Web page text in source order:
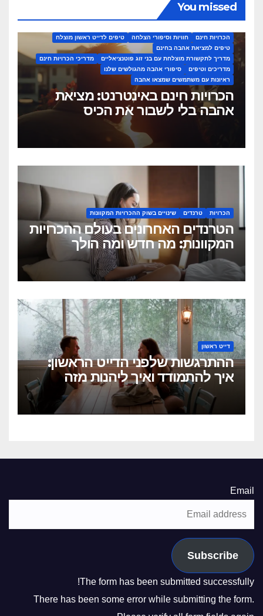
You missed
הכרויות חינם
חוויות וסיפורי הצלחה
טיפים לדייט ראשון מוצלח
טיפים למציאת אהבה בחינם
מדריך לתקשורת מוצלחת עם בני זוג פוטנציאליים
מדריכי הכרויות חינם
מדריכים וטיפים
סיפורי אהבה מהגולשים שלנו
ראיונות עם משתמשים שמצאו אהבה
הכרויות חינם באינטרנט: מציאת
אהבה בלי לשבור את הכיס
הכרויות טרנדים שינויים בשוק ההכרויות המקוונות
הטרנדים האחרונים בעולם ההכרויות
המקוונות: מה חדש ומה הולך
להשתנות
דייט ראשון
ההתרגשות שלפני הדייט הראשון:
איך להתמודד ואיך ליהנות מזה
Email
Subscribe
The form has been submitted successfully!
There has been some error while submitting the form.